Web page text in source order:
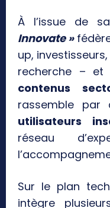
À l’issue de
Innovate »
up,
recherche – et
contenus
rassemble par
utilisateurs
réseau
Sur le plan
intègre